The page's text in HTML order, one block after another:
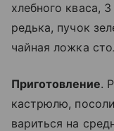
хлебного кваса,
редька, пучок
чайная ложка
Приготовление.
кастрюлю,
вариться на